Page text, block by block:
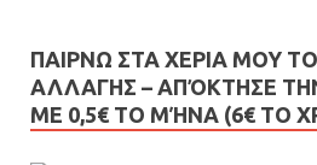
ΠΑΙΡΝΩ ΣΤΑ ΧΕΡΙΑ ΜΟΥ
ΑΛΛΑΓΗΣ – AΠΌΚΤΗΣΕ
ΜΕ 0,5€ ΤΟ ΜΉΝΑ (6€ ΤΟ